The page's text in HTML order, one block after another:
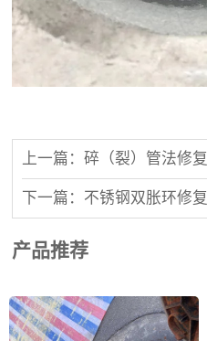
上一篇：碎（裂）管法修复
下一篇：不锈钢双胀环修复
产品推荐